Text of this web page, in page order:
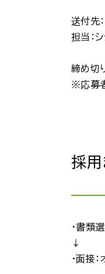
送付
担当：
締め切
※応募
採
・書類
↓
・面接